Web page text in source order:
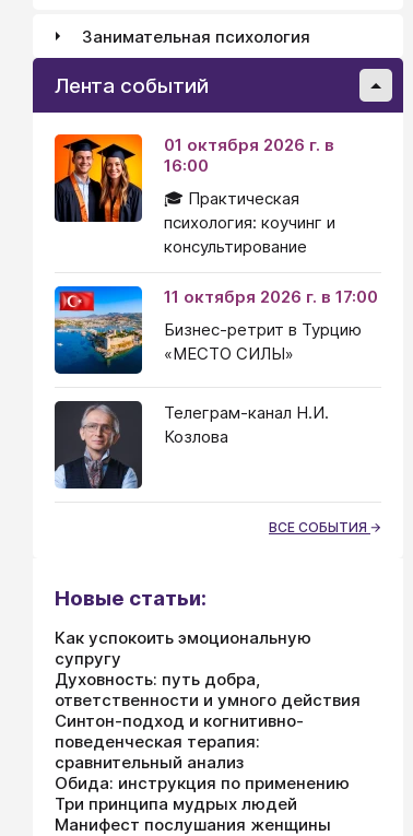
Занимательная психология
Лента событий
01 октября 2026 г. в
16:00
🎓 Практическая
психология: коучинг и
консультирование
11 октября 2026 г. в 17:00
Бизнес-ретрит в Турцию
«МЕСТО СИЛЫ»
Телеграм-канал Н.И.
Козлова
ВСЕ СОБЫТИЯ
Новые статьи:
Как успокоить эмоциональную
супругу
Духовность: путь добра,
ответственности и умного действия
Синтон-подход и когнитивно-
поведенческая терапия:
сравнительный анализ
Обида: инструкция по применению
Три принципа мудрых людей
Манифест послушания женщины